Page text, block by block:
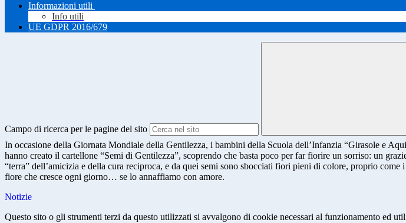
Informazioni utili
Info utili
UE GDPR 2016/679
Campo di ricerca per le pagine del sito
In occasione della Giornata Mondiale della Gentilezza, i bambini della Scuola dell’Infanzia “Girasole e
hanno creato il cartellone “Semi di Gentilezza”, scoprendo che basta poco per far fiorire un sorriso: un
“terra” dell’amicizia e della cura reciproca, e da quei semi sono sbocciati fiori pieni di colore, proprio come
fiore che cresce ogni giorno… se lo annaffiamo con amore.
Notizie
Questo sito o gli strumenti terzi da questo utilizzati si avvalgono di cookie necessari al funzionamento ed